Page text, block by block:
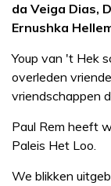
da Veiga Dias,
Ernushka
Youp van 't Hek
overleden
vriendschappen
Paul Rem heeft
Paleis Het Loo.
We blikken